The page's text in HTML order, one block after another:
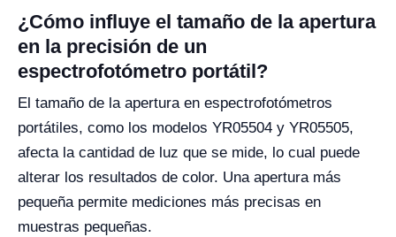
¿Cómo influye el tamaño de la apertura
en la precisión de un
espectrofotómetro portátil?
El tamaño de la apertura en espectrofotómetros
portátiles, como los modelos YR05504 y YR05505,
afecta la cantidad de luz que se mide, lo cual puede
alterar los resultados de color. Una apertura más
pequeña permite mediciones más precisas en
muestras pequeñas.